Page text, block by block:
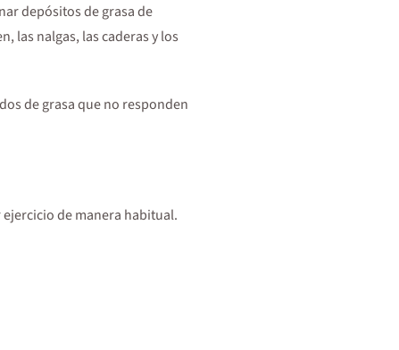
depósitos de grasa de
las nalgas, las caderas y los
de grasa que no responden
de manera habitual.